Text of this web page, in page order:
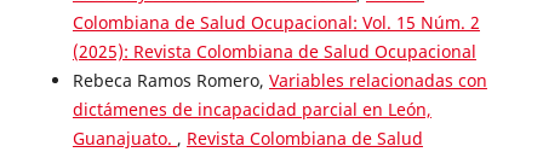
Colombiana de Salud Ocupacional: Vol. 15 Núm. 2
(2025): Revista Colombiana de Salud Ocupacional
Rebeca Ramos Romero, Variables relacionadas con
dictámenes de incapacidad parcial en León,
Guanajuato. , Revista Colombiana de Salud